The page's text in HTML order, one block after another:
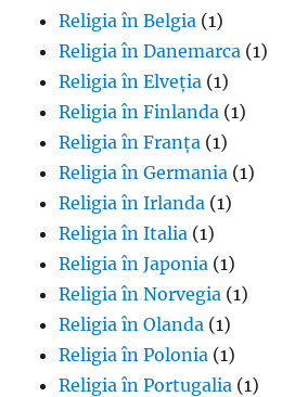
Religia în Belgia (1)
Religia în Danemarca (1)
Religia în Elveția (1)
Religia în Finlanda (1)
Religia în Franța (1)
Religia în Germania (1)
Religia în Irlanda (1)
Religia în Italia (1)
Religia în Japonia (1)
Religia în Norvegia (1)
Religia în Olanda (1)
Religia în Polonia (1)
Religia în Portugalia (1)